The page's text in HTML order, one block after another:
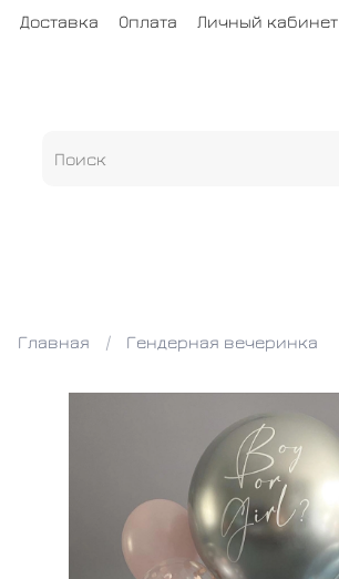
Доставка Оплата Личный кабинет
Главная Гендерная вечеринка